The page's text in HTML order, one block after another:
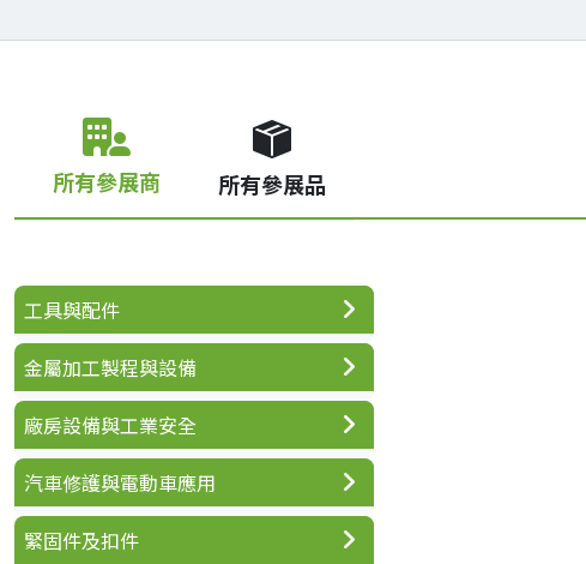
所有參展商 所有參展品
工具與配件
金屬加工製程與設備
廠房設備與工業安全
汽車修護與電動車應用
緊固件及扣件